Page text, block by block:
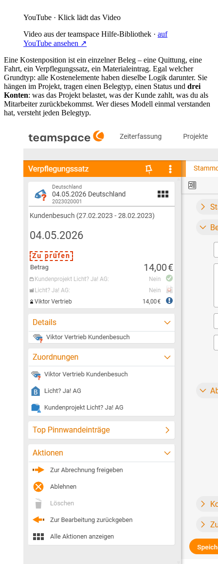
YouTube · Klick lädt das Video
Video aus der teamspace Hilfe-Bibliothek · auf
YouTube ansehen ↗
Eine Kostenposition ist ein einzelner Beleg – eine Quittung, eine
Fahrt, ein Verpflegungssatz, ein Materialeintrag. Egal welcher
Grundtyp: alle Kostenelemente haben dieselbe Logik darunter. Sie
hängen im Projekt, tragen einen Belegtyp, einen Status und drei
Konten: was das Projekt belastet, was der Kunde zahlt, was du als
Mitarbeiter zurückbekommst. Wer dieses Modell einmal verstanden
hat, versteht jeden Belegtyp.